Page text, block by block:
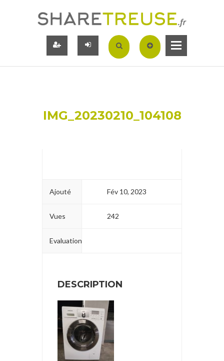
IMG_20230210_104108
Ajouté Fév 10, 2023
Vues 242
Evaluation
DESCRIPTION